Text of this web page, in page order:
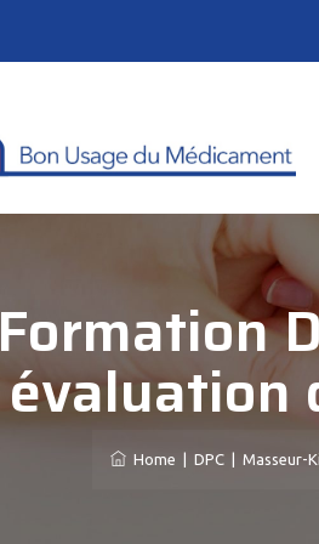
Formation
évaluation
Home DPC Masseur-